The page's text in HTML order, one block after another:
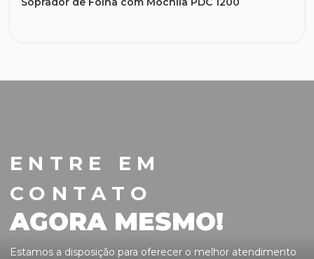
ENTRE EM
CONTATO
AGORA MESMO!
Estamos a disposição para oferecer o melhor atendimento